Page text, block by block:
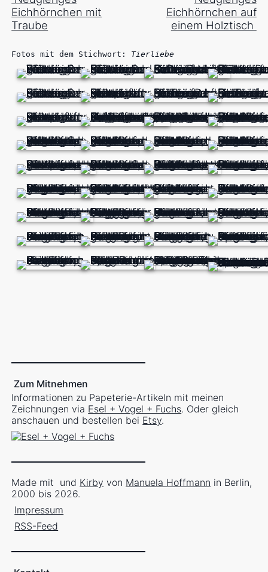
Eichhörnchen mit
Traube
Eichhörnchen auf
einem Holztisch
Fotos mit dem Stichwort: Tierliebe
Zum Mitnehmen
Informationen zu Papeterie-Artikeln mit meinen
Zeichnungen via Esel + Vogel + Fuchs. Oder gleich
anschauen und bestellen bei Etsy.
Made mit und Kirby von Manuela Hoffmann in Berlin,
2000 bis 2026.
Impressum
RSS-Feed